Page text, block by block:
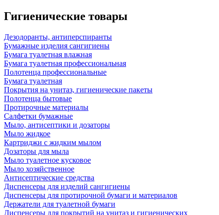
Гигиенические товары
Дезодоранты, антиперспиранты
Бумажные изделия сангигиены
Бумага туалетная влажная
Бумага туалетная профессиональная
Полотенца профессиональные
Бумага туалетная
Покрытия на унитаз, гигиенические пакеты
Полотенца бытовые
Протирочные материалы
Салфетки бумажные
Мыло, антисептики и дозаторы
Мыло жидкое
Картриджи с жидким мылом
Дозаторы для мыла
Мыло туалетное кусковое
Мыло хозяйственное
Антисептические средства
Диспенсеры для изделий сангигиены
Диспенсеры для протирочной бумаги и материалов
Держатели для туалетной бумаги
Диспенсеры для покрытий на унитаз и гигиенических